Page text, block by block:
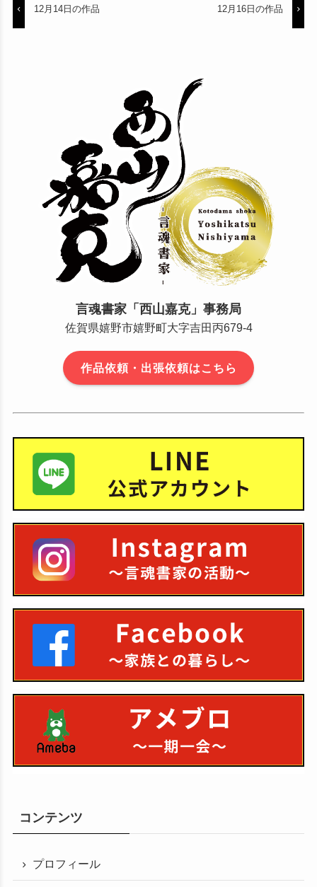
12月14日の作品 12月16日の作品
言魂書家「西山嘉克」事務局
佐賀県嬉野市嬉野町大字吉田丙679-4
作品依頼・出張依頼はこちら
コンテンツ
プロフィール